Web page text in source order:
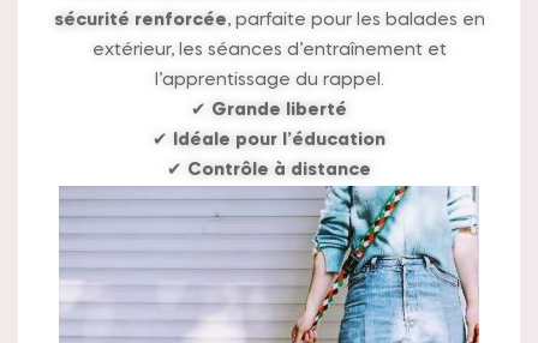
sécurité renforcée, parfaite pour les balades en
extérieur, les séances d’entraînement et
l’apprentissage du rappel.
✔ Grande liberté
✔
Idéale pour l’éducation
✔ Contrôle à distance